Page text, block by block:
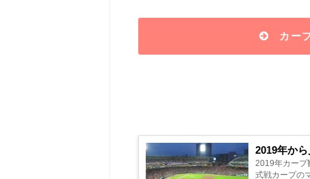
カー
2019年か
2019年カープ
式戦カープの